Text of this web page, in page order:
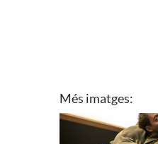
Més imatges: